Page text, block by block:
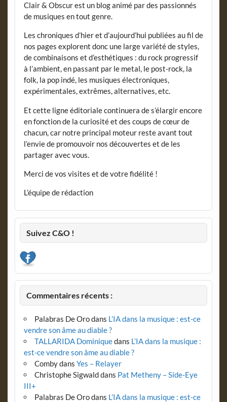
Clair & Obscur est un blog animé par des passionnés
de musiques en tout genre.
Les chroniques d’hier et d’aujourd’hui publiées au fil de
nos pages explorent donc une large variété de styles,
de combinaisons et d’esthétiques : du rock progressif
à l’ambient, en passant par le metal, le post-rock, la
folk, la pop indé, les musiques électroniques,
expérimentales, extrêmes, alternatives, etc.
Et cette ligne éditoriale continuera de s’élargir encore
en fonction de la curiosité et des coups de cœur de
chacun, car notre principal moteur reste avant tout
l’envie de promouvoir nos découvertes et de les
partager avec vous.
Merci de vos visites et de votre fidélité !
L’équipe de rédaction
Suivez C&O !
Commentaires récents :
Palabras De Orodans L’IA dans la musique : est-ce
vendre son âme au diable ?
TALLARIDA Dominiquedans L’IA dans la musique :
est-ce vendre son âme au diable ?
Combydans Yes – Relayer
Christophe Sigwalddans Pat Metheny – Side-Eye
III+
Palabras De Orodans L’IA dans la musique : est-ce